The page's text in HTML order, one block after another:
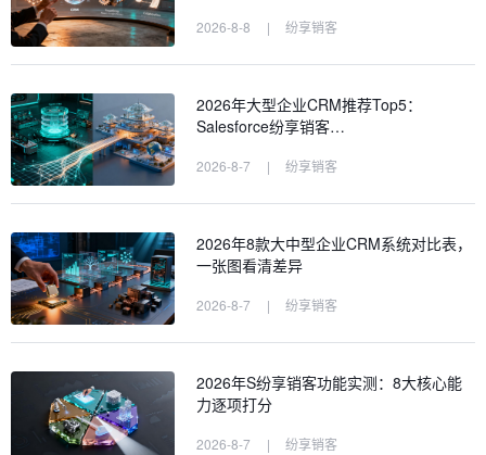
2026-8-8 | 纷享销客
2026年大型企业CRM推荐Top5：
Salesforce纷享销客…
2026-8-7 | 纷享销客
2026年8款大中型企业CRM系统对比表，
一张图看清差异
2026-8-7 | 纷享销客
2026年S纷享销客功能实测：8大核心能
力逐项打分
2026-8-7 | 纷享销客